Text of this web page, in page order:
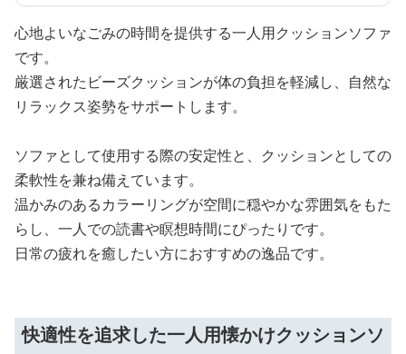
心地よいなごみの時間を提供する一人用クッションソファ
です。
厳選されたビーズクッションが体の負担を軽減し、自然な
リラックス姿勢をサポートします。
ソファとして使用する際の安定性と、クッションとしての
柔軟性を兼ね備えています。
温かみのあるカラーリングが空間に穏やかな雰囲気をもた
らし、一人での読書や瞑想時間にぴったりです。
日常の疲れを癒したい方におすすめの逸品です。
快適性を追求した一人用懐かけクッションソ